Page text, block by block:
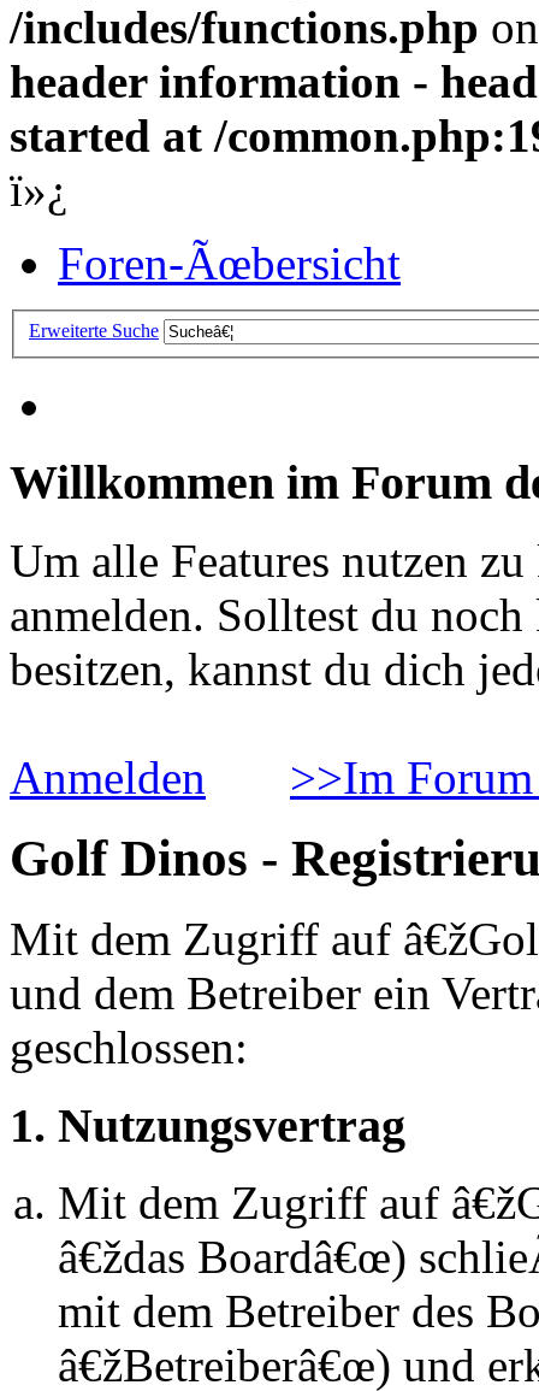
/includes/functions.php
header information -
started at /
ï»¿
Foren-Ãœbersicht
Erweiterte Suche
Willkommen im Forum
Um alle Features nutzen
anmelden. Solltest du
besitzen, kannst du dich
Anmelden >>Im
Golf Dinos -
Mit dem Zugriff auf
und dem Betreiber ein
geschlossen:
1. Nutzungsvertrag
Mit dem Zugriff auf
â€ždas Boardâ€œ)
mit dem Betreiber des
â€žBetreiberâ€œ) und